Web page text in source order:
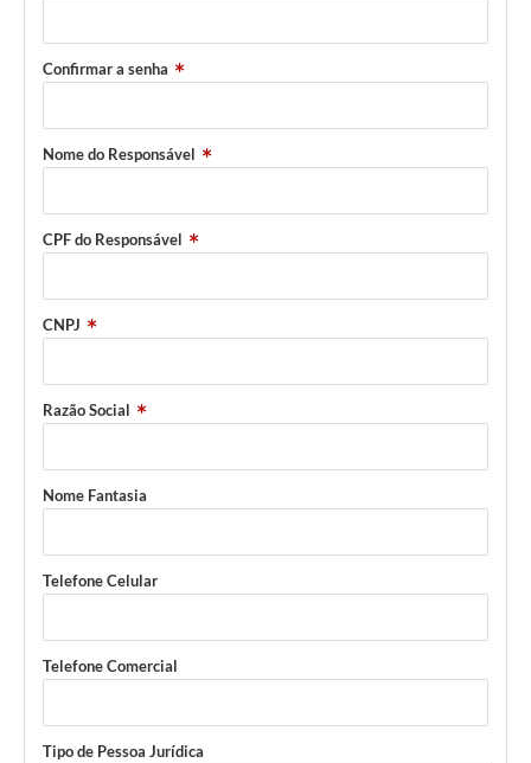
Confirmar a senha
Nome do Responsável
CPF do Responsável
CNPJ
Razão Social
Nome Fantasia
Telefone Celular
Telefone Comercial
Tipo de Pessoa Jurídica